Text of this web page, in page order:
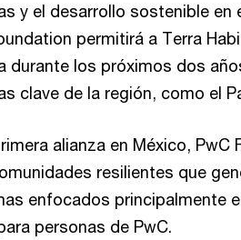
y el desarrollo sostenible
permitirá a Terra
durante los próximos dos
clave de la región, como el
alianza en México,
resilientes que
enfocados principalmente
personas de PwC.